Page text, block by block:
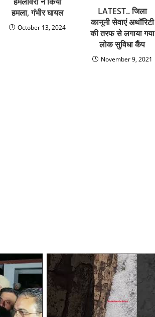
हमला, गंभीर घायल
October 13, 2024
LATEST.. जिला
कानूनी सेवाएं अथॉरिटी
की तरफ से लगाया गया
लोक सुविधा कैंप
November 9, 2021